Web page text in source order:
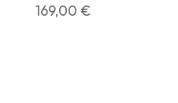
169,00 €